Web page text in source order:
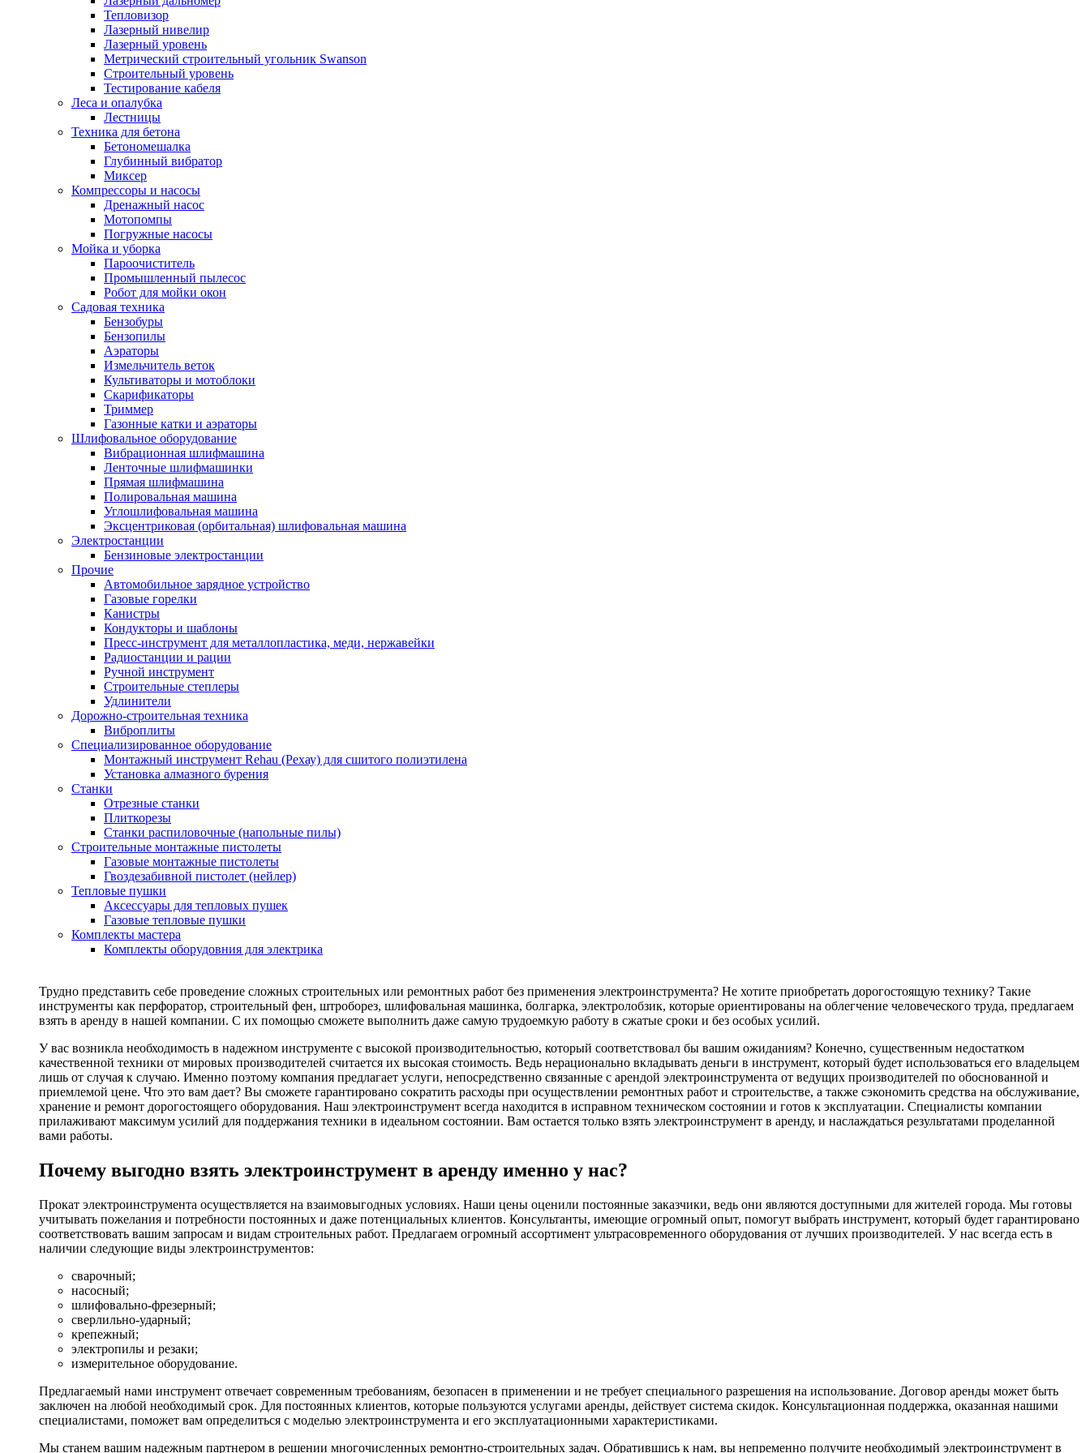
Тепловизор
Лазерный нивелир
Лазерный уровень
Метрический строительный угольник Swanson
Строительный уровень
Тестирование кабеля
Леса и опалубка
Лестницы
Техника для бетона
Бетономешалка
Глубинный вибратор
Миксер
Компрессоры и насосы
Дренажный насос
Мотопомпы
Погружные насосы
Мойка и уборка
Пароочиститель
Промышленный пылесос
Робот для мойки окон
Садовая техника
Бензобуры
Бензопилы
Аэраторы
Измельчитель веток
Культиваторы и мотоблоки
Скарификаторы
Триммер
Газонные катки и аэраторы
Шлифовальное оборудование
Вибрационная шлифмашина
Ленточные шлифмашинки
Прямая шлифмашина
Полировальная машина
Углошлифовальная машина
Эксцентриковая (орбитальная) шлифовальная машина
Электростанции
Бензиновые электростанции
Прочие
Автомобильное зарядное устройство
Газовые горелки
Канистры
Кондукторы и шаблоны
Пресс-инструмент для металлопластика, меди, нержавейки
Радиостанции и рации
Ручной инструмент
Строительные степлеры
Удлинители
Дорожно-строительная техника
Виброплиты
Специализированное оборудование
Монтажный инструмент Rehau (Рехау) для сшитого полиэтилена
Установка алмазного бурения
Станки
Отрезные станки
Плиткорезы
Станки распиловочные (напольные пилы)
Строительные монтажные пистолеты
Газовые монтажные пистолеты
Гвоздезабивной пистолет (нейлер)
Тепловые пушки
Аксессуары для тепловых пушек
Газовые тепловые пушки
Комплекты мастера
Комплекты оборудовния для электрика
Трудно представить себе проведение сложных строительных или ремонтных работ без применения электроинструмента? Не хотите приобретать дорогостоящую технику? Такие
инструменты как перфоратор, строительный фен, штроборез, шлифовальная машинка, болгарка, электролобзик, которые ориентированы на облегчение человеческого труда, предлагаем
взять в аренду в нашей компании. С их помощью сможете выполнить даже самую трудоемкую работу в сжатые сроки и без особых усилий.
У вас возникла необходимость в надежном инструменте с высокой производительностью, который соответствовал бы вашим ожиданиям? Конечно, существенным недостатком
качественной техники от мировых производителей считается их высокая стоимость. Ведь нерационально вкладывать деньги в инструмент, который будет использоваться его владельцем
лишь от случая к случаю. Именно поэтому компания предлагает услуги, непосредственно связанные с арендой электроинструмента от ведущих производителей по обоснованной и
приемлемой цене. Что это вам дает? Вы сможете гарантировано сократить расходы при осуществлении ремонтных работ и строительстве, а также сэкономить средства на обслуживание,
хранение и ремонт дорогостоящего оборудования. Наш электроинструмент всегда находится в исправном техническом состоянии и готов к эксплуатации. Специалисты компании
прилаживают максимум усилий для поддержания техники в идеальном состоянии. Вам остается только взять электроинструмент в аренду, и наслаждаться результатами проделанной
вами работы.
Почему выгодно взять электроинструмент в аренду именно у нас?
Прокат электроинструмента осуществляется на взаимовыгодных условиях. Наши цены оценили постоянные заказчики, ведь они являются доступными для жителей города. Мы готовы
учитывать пожелания и потребности постоянных и даже потенциальных клиентов. Консультанты, имеющие огромный опыт, помогут выбрать инструмент, который будет гарантировано
соответствовать вашим запросам и видам строительных работ. Предлагаем огромный ассортимент ультрасовременного оборудования от лучших производителей. У нас всегда есть в
наличии следующие виды электроинструментов:
сварочный;
насосный;
шлифовально-фрезерный;
сверлильно-ударный;
крепежный;
электропилы и резаки;
измерительное оборудование.
Предлагаемый нами инструмент отвечает современным требованиям, безопасен в применении и не требует специального разрешения на использование. Договор аренды может быть
заключен на любой необходимый срок. Для постоянных клиентов, которые пользуются услугами аренды, действует система скидок. Консультационная поддержка, оказанная нашими
специалистами, поможет вам определиться с моделью электроинструмента и его эксплуатационными характеристиками.
Мы станем вашим надежным партнером в решении многочисленных ремонтно-строительных задач. Обратившись к нам, вы непременно получите необходимый электроинструмент в